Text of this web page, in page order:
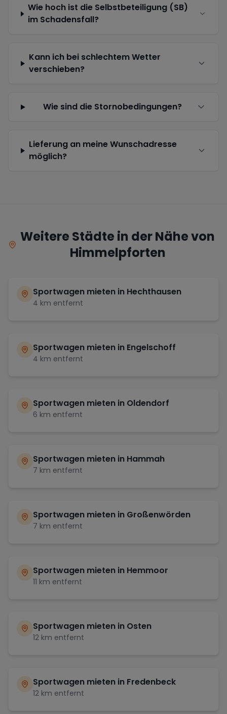
Wie hoch ist die Selbstbeteiligung (SB)
im Schadensfall?
Kann ich bei schlechtem Wetter
verschieben?
Wie sind die Stornobedingungen?
Lieferung an meine Wunschadresse
möglich?
Weitere Städte in der Nähe von
Himmelpforten
Sportwagen mieten in Hechthausen
4 km entfernt
Sportwagen mieten in Engelschoff
4 km entfernt
Sportwagen mieten in Oldendorf
6 km entfernt
Sportwagen mieten in Hammah
7 km entfernt
Sportwagen mieten in Großenwörden
7 km entfernt
Sportwagen mieten in Hemmoor
11 km entfernt
Sportwagen mieten in Osten
12 km entfernt
Sportwagen mieten in Fredenbeck
12 km entfernt